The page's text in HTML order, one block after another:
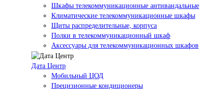
Шкафы телекоммуникационные антивандальные
Климатические телекоммуникационные шкафы
Щиты распределительные, корпуса
Полки в телекоммуникационный шкаф
Аксессуары для телекоммуникационных шкафов
Дата Центр
Мобильный ЦОД
Прецизионные кондиционеры